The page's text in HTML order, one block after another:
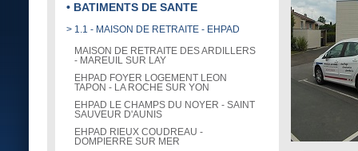
• BATIMENTS DE SANTE
> 1.1 - MAISON DE RETRAITE - EHPAD
MAISON DE RETRAITE DES ARDILLERS
- MAREUIL SUR LAY
EHPAD FOYER LOGEMENT LEON
TAPON - LA ROCHE SUR YON
EHPAD LE CHAMPS DU NOYER - SAINT
SAUVEUR D'AUNIS
EHPAD RIEUX COUDREAU -
DOMPIERRE SUR MER